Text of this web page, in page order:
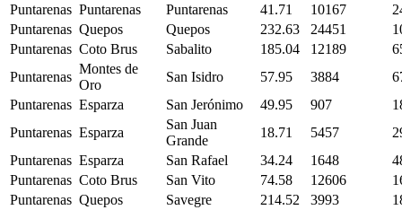
Puntarenas Puntarenas Puntarenas 41.71 10167
Puntarenas Quepos Quepos 232.63 24451
Puntarenas Coto Brus Sabalito 185.04 12189
Puntarenas
Montes de
Oro
San Isidro 57.95 3884
Puntarenas Esparza San Jerónimo 49.95 907
Puntarenas Esparza
San Juan
Grande
18.71 5457
Puntarenas Esparza San Rafael 34.24 1648
Puntarenas Coto Brus San Vito 74.58 12606
Puntarenas Quepos Savegre 214.52 3993